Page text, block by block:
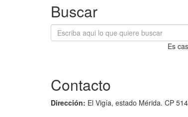
Buscar
Es
Contacto
Dirección: El Vigía, estado Mérida. CP